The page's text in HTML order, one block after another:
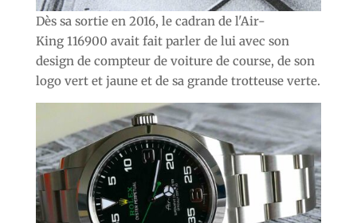
Dès sa sortie en 2016, le cadran de l'Air-
King 116900 avait fait parler de lui avec son
design de compteur de voiture de course, de son
logo vert et jaune et de sa grande trotteuse verte.